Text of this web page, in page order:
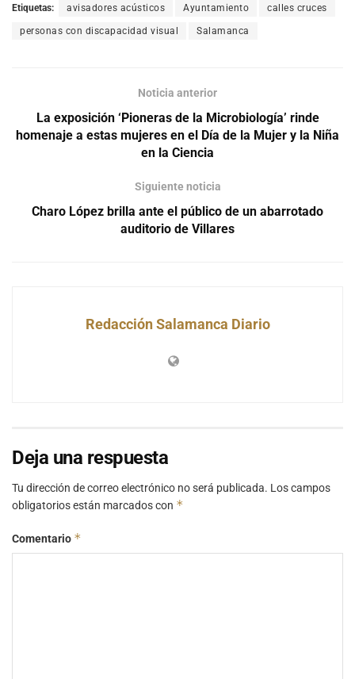
Etiquetas: avisadores acústicos Ayuntamiento calles cruces
personas con discapacidad visual Salamanca
Noticia anterior
La exposición ‘Pioneras de la Microbiología’ rinde
homenaje a estas mujeres en el Día de la Mujer y la Niña
en la Ciencia
Siguiente noticia
Charo López brilla ante el público de un abarrotado
auditorio de Villares
Redacción Salamanca Diario
Deja una respuesta
Tu dirección de correo electrónico no será publicada. Los campos
obligatorios están marcados con *
Comentario *